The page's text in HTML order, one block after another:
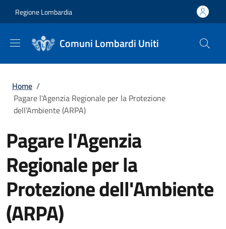
Regione Lombardia
Comuni Lombardi Uniti
Briciole di pane
Home /
Pagare l'Agenzia Regionale per la Protezione
dell'Ambiente (ARPA)
Pagare l'Agenzia
Regionale per la
Protezione dell'Ambiente
(ARPA)